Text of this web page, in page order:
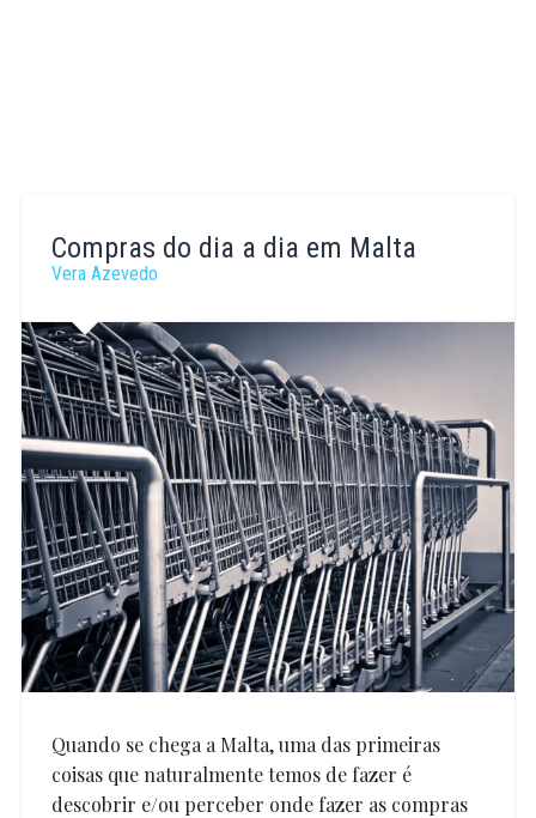
Compras do dia a dia em Malta
Vera Azevedo
Quando se chega a Malta, uma das primeiras
coisas que naturalmente temos de fazer é
descobrir e/ou perceber onde fazer as compras